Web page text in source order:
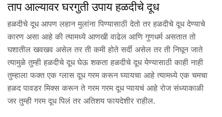
ताप आल्यावर घरगुती उपाय हळदीचे दूध
हळदीचे दूध आपण लहान मुलांना पिण्यासाठी देतो तर हळदीचे दूध देण्याचे
कारण असा आहे की त्यामध्ये आणखी वाढेल आणि गुणधर्म असतात तो
घशातील खवखव असेल तर ती कमी होते सर्दी असेल तर ती निघून जाते
त्यामुळे तुम्ही हळदीचे दूध घेऊ शकता हळदीचे दूध येण्यासाठी काही नाही
तुम्हाला फक्त एक ग्लास दूध गरम करून घ्यायचा आहे त्यामध्ये एक चमचा
हळद पावडर मिक्स करून ते गरम गरम दूध प्यायचं आहे रोज संध्याकाळी
जर तुम्ही गरम दूध पिलं तर अतिशय फायदेशीर राहील.